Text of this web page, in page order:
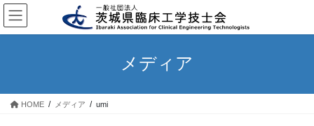
コ
ン
テ
ス
ナ
ビ
ゲ
ン
メディア
HOME メディア umi